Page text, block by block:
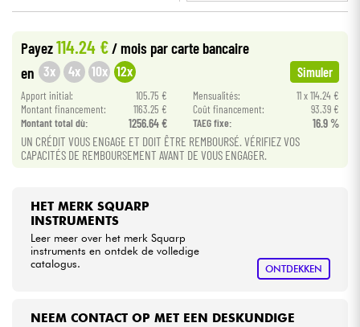
Kinderen
Kabels & toebehoren
HiFi
Sets
• BRUXELLES
Star'SMusic
• Music
•
Payez114.24 € / mois par carte bancaire
en 3x 4x 10x 12x Simuler
Apport initial: 105.75 € Mensualités:
11 x 114.24 €
Montant financement:
1163.25 € Coût financement:
93.39 €
Montant total dù:
1256.64 € TAEG fixe: 16.9 %
UN CRÉDIT VOUS ENGAGE ET DOIT ÊTRE REMBOURSÉ. VÉRIFIEZ VOS
CAPACITÉS DE REMBOURSEMENT AVANT DE VOUS ENGAGER.
HET MERK SQUARP
INSTRUMENTS
Leer meer over het merk Squarp
instruments en ontdek de volledige
catalogus.
ONTDEKKEN
NEEM CONTACT OP MET EEN DESKUNDIGE